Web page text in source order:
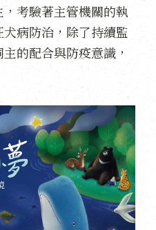
考驗著主管機關的執
病防治，除了持續監
的配合與防疫意識，